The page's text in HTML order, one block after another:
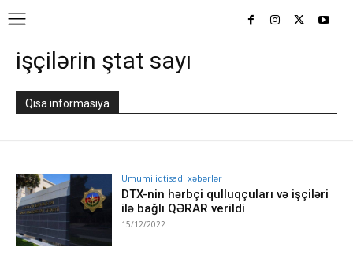
işçilərin ştat sayı
Qisa informasiya
Ümumi iqtisadi xəbərlər
DTX-nin hərbçi qulluqçuları və işçiləri
ilə bağlı QƏRAR verildi
15/12/2022